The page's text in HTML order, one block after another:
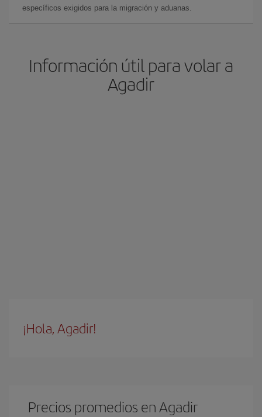
específicos exigidos para la migración y aduanas.
Información útil para volar a
Agadir
¡Hola, Agadir!
Precios promedios en Agadir